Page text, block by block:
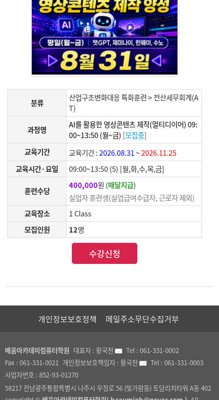
분류
산업구조변화대응 특화훈련 > 전산세무회계(A
T)
과정명
AI를 활용한 영상콘텐츠 제작(멀티디이어) 09:
00~13:50 (월~금) [모집중]
교육기간
교육기간 :2026.08.31~2026.11.25
교육시간·요일
09:00~13:50 (5) [월,화,수,목,금]
훈련수당
400,000원 (매달지급)
실업자 훈련생(실업급여수급자, 근로자 제외)
교육장소
1 Class
모집인원
12명
수강신청
개인정보보호정책 메일주소무단수집거부
배움아카데미컴퓨터학원 대표자 : 황국천 Tel : 061-331-0002
Fax : 061-331-0021 개인정보보호책임자 : 황국천 Tel : 061-331-0003
사업자번호 : 852-93-01270
58217 전남광주통합특별시 나주시 우정로 56 (빛가람동) 토담리치타워 A동 402